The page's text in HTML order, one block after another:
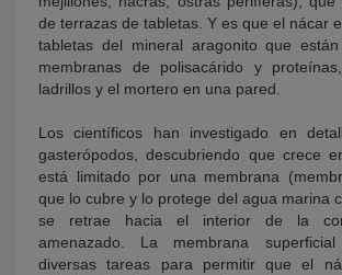
de terrazas de tabletas. Y es que el nácar
tabletas del mineral aragonito que
membranas de polisacárido y
ladrillos y el mortero en una pared.
Los científicos han investigado en
gasterópodos, descubriendo que crece
está limitado por una membrana
que lo cubre y lo protege del agua marina
se retrae hacia el interior de la
amenazado. La membrana
diversas tareas para permitir que el